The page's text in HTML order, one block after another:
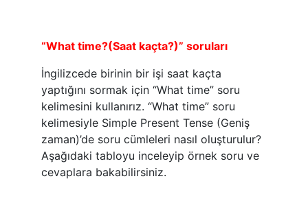
“What time?(Saat kaçta?)” soruları
İngilizcede birinin bir işi saat kaçta
yaptığını sormak için “What time” soru
kelimesini kullanırız. “What time” soru
kelimesiyle Simple Present Tense (Geniş
zaman)’de soru cümleleri nasıl oluşturulur?
Aşağıdaki tabloyu inceleyip örnek soru ve
cevaplara bakabilirsiniz.